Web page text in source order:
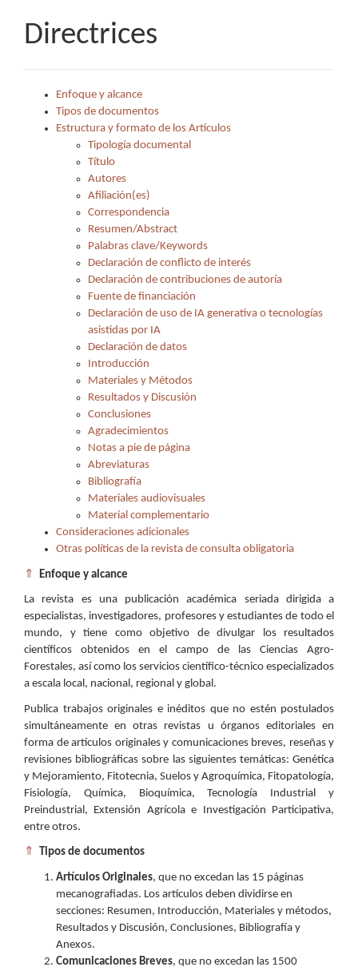
Directrices
Enfoque y alcance
Tipos de documentos
Estructura y formato de los Artículos
Tipología documental
Título
Autores
Afiliación(es)
Correspondencia
Resumen/Abstract
Palabras clave/Keywords
Declaración de conflicto de interés
Declaración de contribuciones de autoría
Fuente de financiación
Declaración de uso de IA generativa o tecnologías
asistidas por IA
Declaración de datos
Introducción
Materiales y Métodos
Resultados y Discusión
Conclusiones
Agradecimientos
Notas a pie de página
Abreviaturas
Bibliografía
Materiales audiovisuales
Material complementario
Consideraciones adicionales
Otras políticas de la revista de consulta obligatoria
⇑ Enfoque y alcance
La revista es una publicación académica seriada dirigida a
especialistas, investigadores, profesores y estudiantes de todo el
mundo, y tiene como objetivo de divulgar los resultados
científicos obtenidos en el campo de las Ciencias Agro-
Forestales, así como los servicios científico-técnico especializados
a escala local, nacional, regional y global.
Publica trabajos originales e inéditos que no estén postulados
simultáneamente en otras revistas u órganos editoriales en
forma de artículos originales y comunicaciones breves, reseñas y
revisiones bibliográficas sobre las siguientes temáticas: Genética
y Mejoramiento, Fitotecnia, Suelos y Agroquímica, Fitopatología,
Fisiología, Química, Bioquímica, Tecnología Industrial y
Preindustrial, Extensión Agrícola e Investigación Participativa,
entre otros.
⇑ Tipos de documentos
Artículos Originales, que no excedan las 15 páginas
mecanografiadas. Los artículos deben dividirse en
secciones: Resumen, Introducción, Materiales y métodos,
Resultados y Discusión, Conclusiones, Bibliografía y
Anexos.
Comunicaciones Breves, que no excedan las 1500